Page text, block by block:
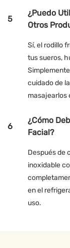
5
¿Puedo
Otros
Sí, el rodillo
tus sueros,
cuidado de
masajearlos
6
¿Cómo
Facial?
Después de
inoxidable
en el
uso.